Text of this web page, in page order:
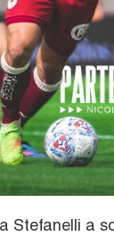
Stefanelli a